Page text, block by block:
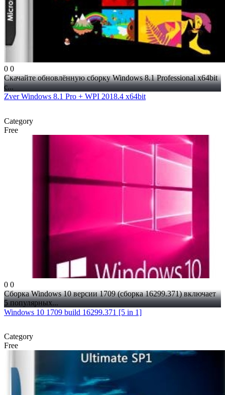
0 0
Скачайте обновлённую сборку Windows 8.1 Professional x64bit
с...
Zver Windows 8.1 Pro + WPI 2018.4 x64bit
Category
Free
0 0
Сборка Windows 10 версии 1709 (сборка 16299.371) включает
5 популярных...
Windows 10 1709 build 16299.371 [5 in 1]
Category
Free